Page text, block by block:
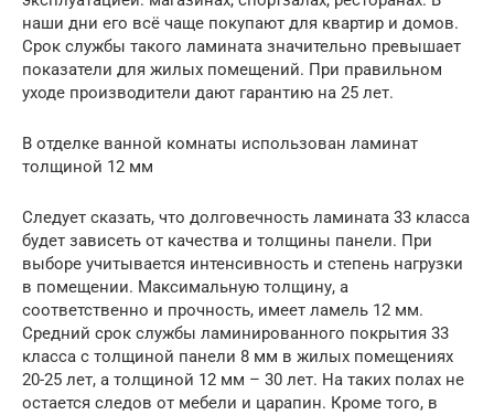
наши дни его всё чаще покупают для квартир и домов.
Срок службы такого ламината значительно превышает
показатели для жилых помещений. При правильном
уходе производители дают гарантию на 25 лет.
В отделке ванной комнаты использован ламинат
толщиной 12 мм
Следует сказать, что долговечность ламината 33 класса
будет зависеть от качества и толщины панели. При
выборе учитывается интенсивность и степень нагрузки
в помещении. Максимальную толщину, а
соответственно и прочность, имеет ламель 12 мм.
Средний срок службы ламинированного покрытия 33
класса с толщиной панели 8 мм в жилых помещениях
20-25 лет, а толщиной 12 мм – 30 лет. На таких полах не
остается следов от мебели и царапин. Кроме того, в